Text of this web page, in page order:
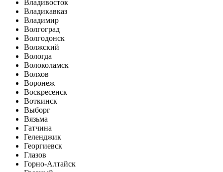
Владивосток
Владикавказ
Владимир
Волгоград
Волгодонск
Волжский
Вологда
Волоколамск
Волхов
Воронеж
Воскресенск
Воткинск
Выборг
Вязьма
Гатчина
Геленджик
Георгиевск
Глазов
Горно-Алтайск